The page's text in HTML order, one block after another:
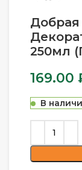
250мл
169.00
В